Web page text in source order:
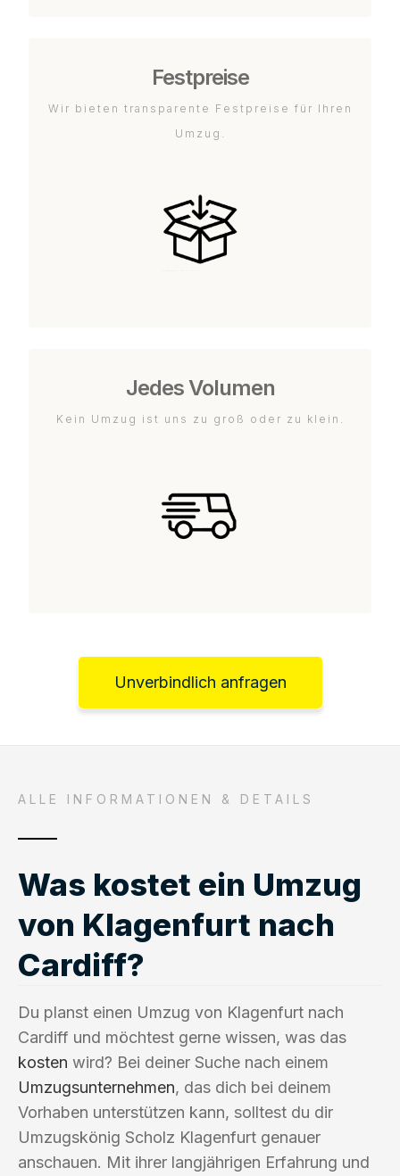
Festpreise
Wir bieten transparente Festpreise für Ihren
Umzug.
Jedes Volumen
Kein Umzug ist uns zu groß oder zu klein.
Unverbindlich anfragen
ALLE INFORMATIONEN & DETAILS
Was kostet ein Umzug
von Klagenfurt nach
Cardiff?
Du planst einen Umzug von Klagenfurt nach
Cardiff und möchtest gerne wissen, was das
kosten wird? Bei deiner Suche nach einem
Umzugsunternehmen, das dich bei deinem
Vorhaben unterstützen kann, solltest du dir
Umzugskönig Scholz Klagenfurt genauer
anschauen. Mit ihrer langjährigen Erfahrung und